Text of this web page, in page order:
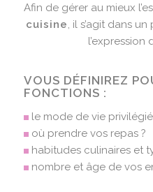
Afin de gérer au mieux
cuisine, il s’agit dans
l’expression
VOUS DÉFINIREZ
FONCTIONS :
le mode de vie privilégié
où prendre vos repas ?
habitudes culinaires et
nombre et âge de vos